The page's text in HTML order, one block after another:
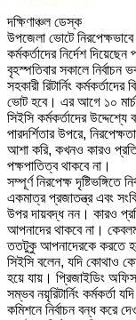
দক্ষিণাঞ্চল ডেস্ক
উপজেলা ভোটে নিরপেক্ষভাবে
কর্মকর্তাদের নির্দেশ
বৃহস্পতিবার সকালে নির্বাচন
সহকারী রিটার্নিং
ভোট হবে। এর আগে ১০
সিইসি কর্মকর্তাদের
পারদর্শিতার উপরে,
আশা করি, কখনও কারও
পক্ষপাতিত্ব থাকবে না।
সম্পূর্ণ নিরপেক্ষ দৃষ্টিভঙ্গিতে
একমাত্র প্রজাতন্ত্র এবং
উপর দায়বদ্ধ নন। কারও
আপনাদের থাকবে না।
ততটুকু আপনাদেরকে করতে
সিইসি বলেন, যদি কোথাও
হয়ে যায়। প্রিজাইডিং
সম্ভব নয়ৃরিটার্নিং কর্মকর্তা
কমিশনে নির্বাচন বন্ধ করে